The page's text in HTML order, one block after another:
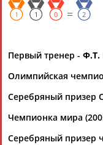
Дмитрий
АББАТЕ-
1 1 0 = 2
Первый тренер - Ф.Т.
Олимпийская
Серебряный призер
Чемпионка мира
Серебряный призер